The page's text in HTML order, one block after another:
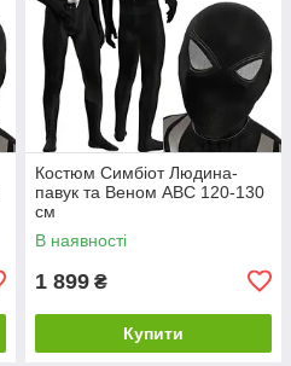
Костюм Симбіот Людина-
павук та Веном ABC 120-130
см
В наявності
1 899 ₴
Купити